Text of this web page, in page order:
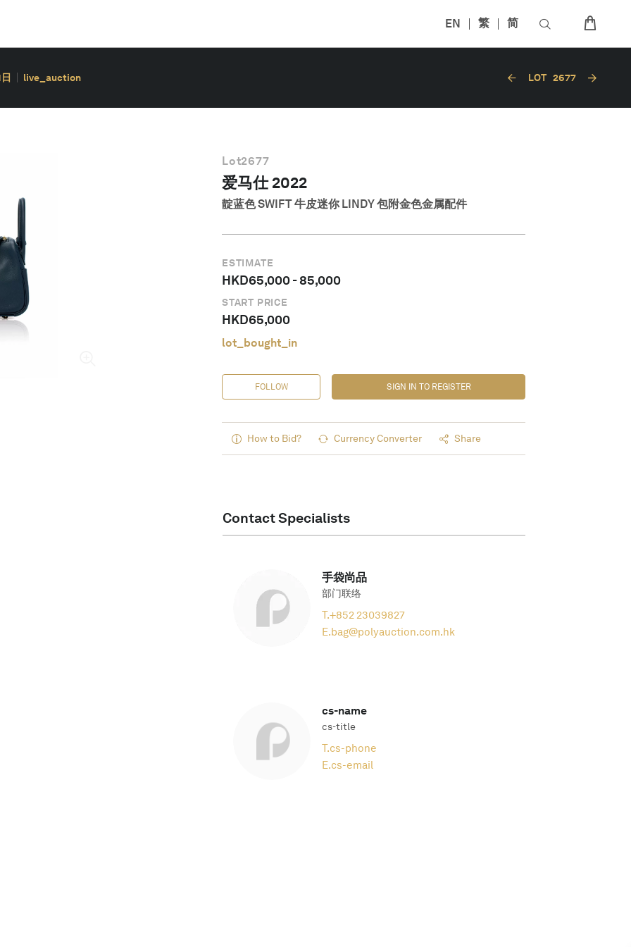
EN 繁 简
live_auction LOT 2677
Lot2677
爱马仕 2022
靛蓝色 SWIFT 牛皮迷你 LINDY 包附金色金属配件
ESTIMATE
HKD65,000-85,000
START PRICE
HKD65,000
lot_bought_in
FOLLOW SIGN IN TO REGISTER
How to Bid? Currency Converter Share
Contact Specialists
手袋尚品
部门联络
T.+852 23039827
E.bag@polyauction.com.hk
cs-name
cs-title
T.cs-phone
E.cs-email